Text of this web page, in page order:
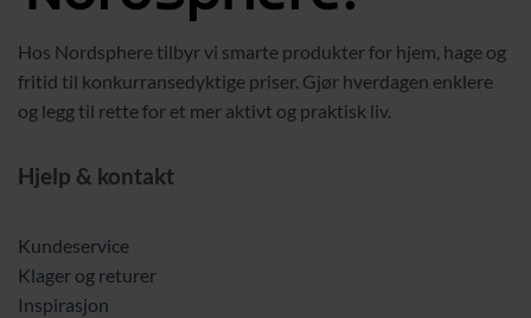
Hos Nordsphere tilbyr vi smarte produkter for hjem, hage og
fritid til konkurransedyktige priser. Gjør hverdagen enklere
og legg til rette for et mer aktivt og praktisk liv.
Hjelp & kontakt
Kundeservice
Klager og returer
Inspirasjon